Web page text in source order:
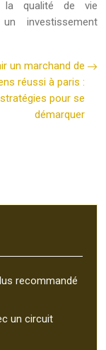
la qualité de vie
investissement
un marchand de
réussi à paris :
stratégies pour se
démarquer
recommandé
un circuit